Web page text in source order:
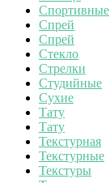
Спортивные
Спрей
Спрей
Стекло
Стрелки
Студийные
Сухие
Тату
Тату
Текстурная
Текстурные
Текстуры